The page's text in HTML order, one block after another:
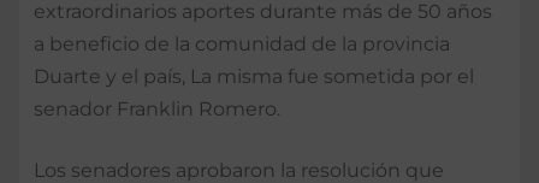
extraordinarios aportes durante más de 50 años
a beneficio de la comunidad de la provincia
Duarte y el país, La misma fue sometida por el
senador Franklin Romero.
Los senadores aprobaron la resolución que